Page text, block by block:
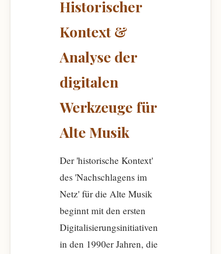
Historischer
Kontext &
Analyse der
digitalen
Werkzeuge für
Alte Musik
Der 'historische Kontext'
des 'Nachschlagens im
Netz' für die Alte Musik
beginnt mit den ersten
Digitalisierungsinitiativen
in den 1990er Jahren, die